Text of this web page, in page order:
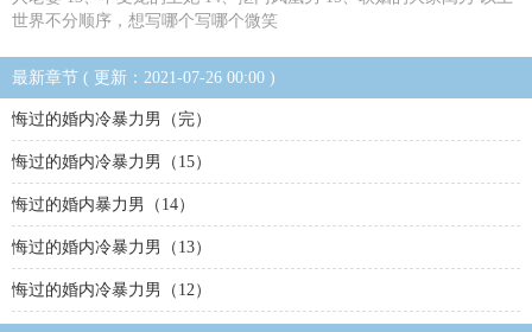
世界不分顺序，想写哪个写哪个微笑
最新章节 ( 更新：2021-07-26 00:00 )
悔过的婚内冷暴力男（完）
悔过的婚内冷暴力男（15）
悔过的婚内暴力男（14）
悔过的婚内冷暴力男（13）
悔过的婚内冷暴力男（12）